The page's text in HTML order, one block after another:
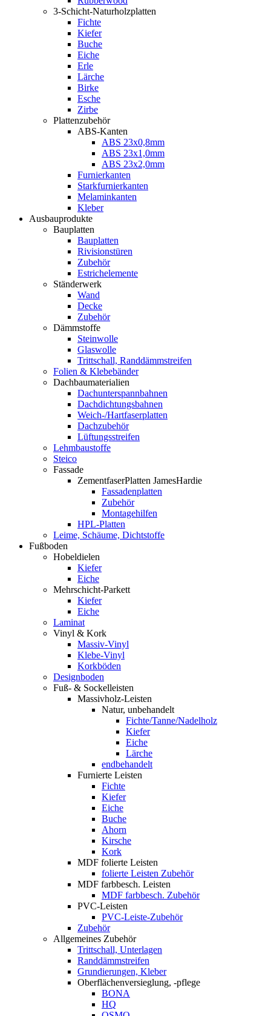
3-Schicht-Naturholzplatten
Fichte
Kiefer
Buche
Eiche
Erle
Lärche
Birke
Esche
Zirbe
Plattenzubehör
ABS-Kanten
ABS 23x0,8mm
ABS 23x1,0mm
ABS 23x2,0mm
Furnierkanten
Starkfurnierkanten
Melaminkanten
Kleber
Ausbauprodukte
Bauplatten
Bauplatten
Rivisionstüren
Zubehör
Estrichelemente
Ständerwerk
Wand
Decke
Zubehör
Dämmstoffe
Steinwolle
Glaswolle
Trittschall, Randdämmstreifen
Folien & Klebebänder
Dachbaumaterialien
Dachunterspannbahnen
Dachdichtungsbahnen
Weich-/Hartfaserplatten
Dachzubehör
Lüftungsstreifen
Lehmbaustoffe
Steico
Fassade
ZementfaserPlatten JamesHardie
Fassadenplatten
Zubehör
Montagehilfen
HPL-Platten
Leime, Schäume, Dichtstoffe
Fußboden
Hobeldielen
Kiefer
Eiche
Mehrschicht-Parkett
Kiefer
Eiche
Laminat
Vinyl & Kork
Massiv-Vinyl
Klebe-Vinyl
Korkböden
Designboden
Fuß- & Sockelleisten
Massivholz-Leisten
Natur, unbehandelt
Fichte/Tanne/Nadelholz
Kiefer
Eiche
Lärche
endbehandelt
Furnierte Leisten
Fichte
Kiefer
Eiche
Buche
Ahorn
Kirsche
Kork
MDF folierte Leisten
folierte Leisten Zubehör
MDF farbbesch. Leisten
MDF farbbesch. Zubehör
PVC-Leisten
PVC-Leiste-Zubehör
Zubehör
Allgemeines Zubehör
Trittschall, Unterlagen
Randdämmstreifen
Grundierungen, Kleber
Oberflächenversieglung, -pflege
BONA
HQ